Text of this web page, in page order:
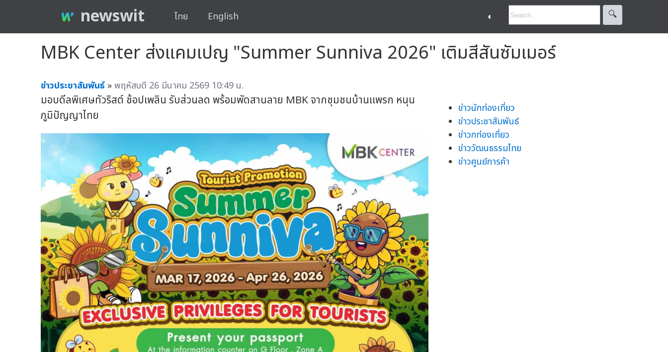
newswit ไทย English ◐ 🔍︎
MBK Center ส่งแคมเปญ "Summer Sunniva 2026" เติมสีสันซัมเมอร์
ข่าวประชาสัมพันธ์ »พฤหัสบดี 26 มีนาคม 2569 10:49 น.
มอบดีลพิเศษทัวริสต์ ช้อปเพลิน รับส่วนลด พร้อมพัดสานลาย MBK จากชุมชนบ้านแพรก หนุน
ภูมิปัญญาไทย
ข่าวนักท่องเที่ยว
ข่าวประชาสัมพันธ์
ข่าวกท่องเที่ยว
ข่าววัฒนธรรมไทย
ข่าวศูนย์การค้า